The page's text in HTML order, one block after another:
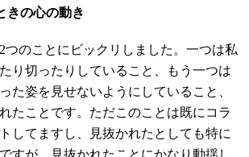
きの心の動き
のことにビックリしました。一つは私
り切ったりしていること、もう一つは
た姿を見せないようにしていること、
たことです。ただこのことは既にコラ
してますし、見抜かれたとしても特に
すが、見抜かれたことにかなり動揺し